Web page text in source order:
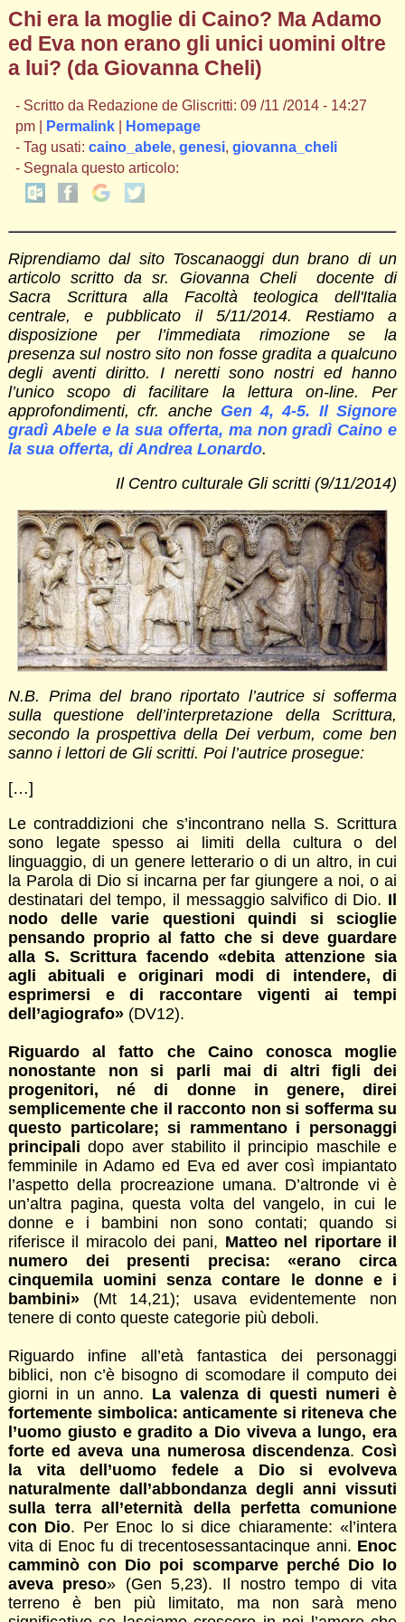
Chi era la moglie di Caino? Ma Adamo
ed Eva non erano gli unici uomini oltre
a lui? (da Giovanna Cheli)
- Scritto da Redazione de Gliscritti: 09 /11 /2014 - 14:27
pm |
Permalink|
Homepage
- Tag usati: caino_abele, genesi, giovanna_cheli
- Segnala questo articolo:
Riprendiamo dal sito Toscanaoggi dun brano di un
articolo scritto da sr. Giovanna Cheli docente di
Sacra Scrittura alla Facoltà teologica dell'Italia
centrale, e pubblicato il 5/11/2014. Restiamo a
disposizione per l’immediata rimozione se la
presenza sul nostro sito non fosse gradita a qualcuno
degli aventi diritto. I neretti sono nostri ed hanno
l’unico scopo di facilitare la lettura on-line. Per
approfondimenti, cfr. anche Gen 4, 4-5. Il Signore
gradì Abele e la sua offerta, ma non gradì Caino e
la sua offerta, di Andrea Lonardo.
Il Centro culturale Gli scritti (9/11/2014)
N.B. Prima del brano riportato l’autrice si sofferma
sulla questione dell’interpretazione della Scrittura,
secondo la prospettiva della Dei verbum, come ben
sanno i lettori de Gli scritti. Poi l’autrice prosegue:
[…]
Le contraddizioni che s’incontrano nella S. Scrittura
sono legate spesso ai limiti della cultura o del
linguaggio, di un genere letterario o di un altro, in cui
la Parola di Dio si incarna per far giungere a noi, o ai
destinatari del tempo, il messaggio salvifico di Dio. Il
nodo delle varie questioni quindi si scioglie
pensando proprio al fatto che si deve guardare
alla S. Scrittura facendo «debita attenzione sia
agli abituali e originari modi di intendere, di
esprimersi e di raccontare vigenti ai tempi
dell’agiografo»(DV12).
Riguardo al fatto che Caino conosca moglie
nonostante non si parli mai di altri figli dei
progenitori, né di donne in genere, direi
semplicemente che il racconto non si sofferma su
questo particolare; si rammentano i personaggi
principali dopo aver stabilito il principio maschile e
femminile in Adamo ed Eva ed aver così impiantato
l’aspetto della procreazione umana. D’altronde vi è
un’altra pagina, questa volta del vangelo, in cui le
donne e i bambini non sono contati; quando si
riferisce il miracolo dei pani, Matteo nel riportare il
numero dei presenti precisa: «erano circa
cinquemila uomini senza contare le donne e i
bambini»(Mt 14,21); usava evidentemente non
tenere di conto queste categorie più deboli.
Riguardo infine all’età fantastica dei personaggi
biblici, non c’è bisogno di scomodare il computo dei
giorni in un anno. La valenza di questi numeri è
fortemente simbolica: anticamente si riteneva che
l’uomo giusto e gradito a Dio viveva a lungo, era
forte ed aveva una numerosa discendenza.Così
la vita dell’uomo fedele a Dio si evolveva
naturalmente dall’abbondanza degli anni vissuti
sulla terra all’eternità della perfetta comunione
con Dio. Per Enoc lo si dice chiaramente: «l’intera
vita di Enoc fu di trecentosessantacinque anni. Enoc
camminò con Dio poi scomparve perché Dio lo
aveva preso» (Gen 5,23). Il nostro tempo di vita
terreno è ben più limitato, ma non sarà meno